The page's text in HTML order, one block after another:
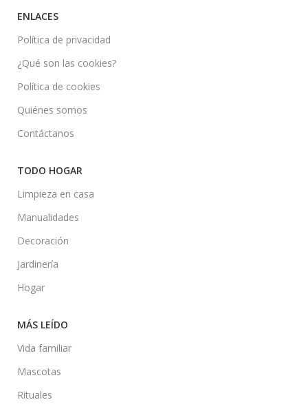
ENLACES
Política de privacidad
¿Qué son las cookies?
Política de cookies
Quiénes somos
Contáctanos
TODO HOGAR
Limpieza en casa
Manualidades
Decoración
Jardinería
Hogar
MÁS LEÍDO
Vida familiar
Mascotas
Rituales